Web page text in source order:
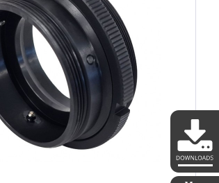
DDoptics